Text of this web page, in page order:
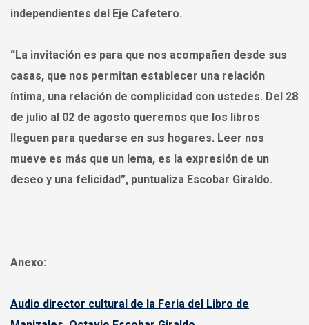
independientes del Eje Cafetero.
“La invitación es para que nos acompañen desde sus
casas, que nos permitan establecer una relación
íntima, una relación de complicidad con ustedes. Del 28
de julio al 02 de agosto queremos que los libros
lleguen para quedarse en sus hogares. Leer nos
mueve es más que un lema, es la expresión de un
deseo y una felicidad”, puntualiza Escobar Giraldo.
Anexo:
Audio director cultural de la Feria del Libro de